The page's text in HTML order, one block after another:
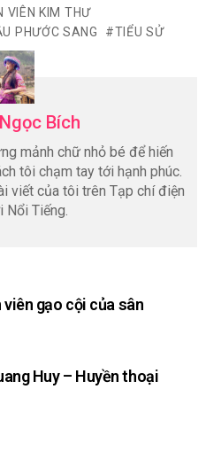
VIÊN KIM THƯ
PHƯỚC SANG TIỂU SỬ
Ngọc Bích
mảnh chữ nhỏ bé để hiến
tôi chạm tay tới hạnh phúc.
viết của tôi trên Tạp chí điện
Tiếng.
viên gạo cội của sân
Huy – Huyền thoại